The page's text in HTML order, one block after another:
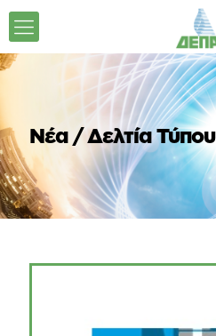
Νέα / Δελτία Τύπου